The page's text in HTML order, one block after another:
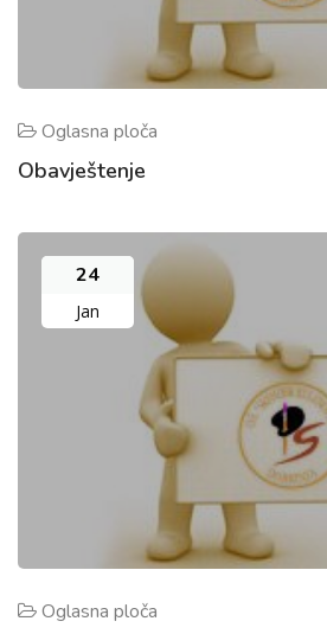
Oglasna ploča
Obavještenje
24
Jan
Oglasna ploča